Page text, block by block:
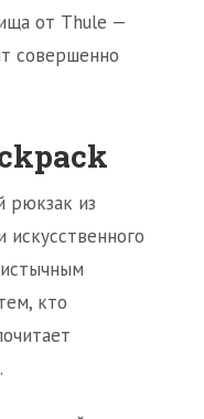
от Thule —
совершенно
рюкзак из
искусственного
кто